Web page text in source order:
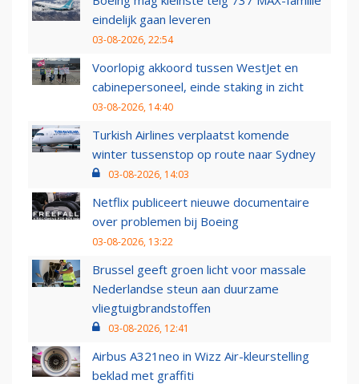
eindelijk gaan leveren
03-08-2026, 22:54
Voorlopig akkoord tussen WestJet en
cabinepersoneel, einde staking in zicht
03-08-2026, 14:40
Turkish Airlines verplaatst komende
winter tussenstop op route naar Sydney
03-08-2026, 14:03
Netflix publiceert nieuwe documentaire
over problemen bij Boeing
03-08-2026, 13:22
Brussel geeft groen licht voor massale
Nederlandse steun aan duurzame
vliegtuigbrandstoffen
03-08-2026, 12:41
Airbus A321neo in Wizz Air-kleurstelling
beklad met graffiti